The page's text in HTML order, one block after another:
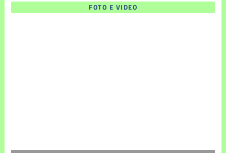
FOTO E VIDEO